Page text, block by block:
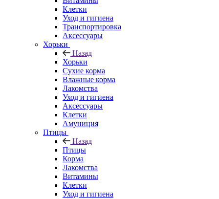
Клетки
Уход и гигиена
Транспортировка
Аксессуары
Хорьки
Назад
Хорьки
Сухие корма
Влажные корма
Лакомства
Уход и гигиена
Аксессуары
Клетки
Амуниция
Птицы
Назад
Птицы
Корма
Лакомства
Витамины
Клетки
Уход и гигиена